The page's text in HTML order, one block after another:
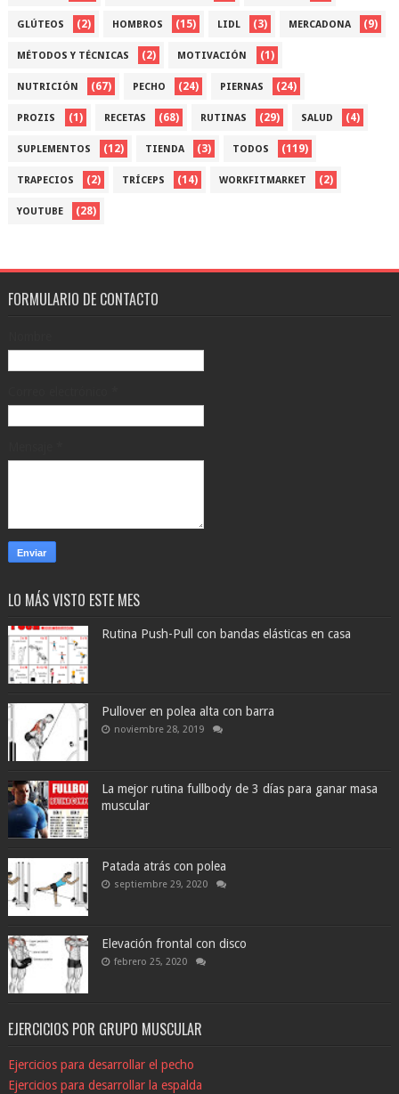
GLÚTEOS (2) HOMBROS (15) LIDL (3) MERCADONA (9)
MÉTODOS Y TÉCNICAS (2) MOTIVACIÓN (1)
NUTRICIÓN (67) PECHO (24) PIERNAS (24)
PROZIS (1) RECETAS (68) RUTINAS (29) SALUD (4)
SUPLEMENTOS (12) TIENDA (3) TODOS (119)
TRAPECIOS (2) TRÍCEPS (14) WORKFITMARKET (2)
YOUTUBE (28)
FORMULARIO DE CONTACTO
LO MÁS VISTO ESTE MES
Rutina Push-Pull con bandas elásticas en casa
Pullover en polea alta con barra
noviembre 28, 2019
La mejor rutina fullbody de 3 días para ganar masa
muscular
Patada atrás con polea
septiembre 29, 2020
Elevación frontal con disco
febrero 25, 2020
EJERCICIOS POR GRUPO MUSCULAR
Ejercicios para desarrollar el pecho
Ejercicios para desarrollar la espalda